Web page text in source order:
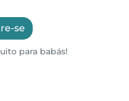
se
para babás!